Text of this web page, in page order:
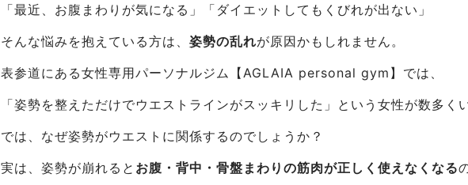
「最近、お腹まわりが気になる」「ダイエットしてもくびれが出ない」
そんな悩みを抱えている方は、姿勢の乱れが原因かもしれません。
表参道にある女性専用パーソナルジム【AGLAIA personal gym】では、
「姿勢を整えただけでウエストラインがスッキリした」という女性が数多く
では、なぜ姿勢がウエストに関係するのでしょうか？
実は、姿勢が崩れると お腹・背中・骨盤まわりの筋肉が正しく使えなくなる